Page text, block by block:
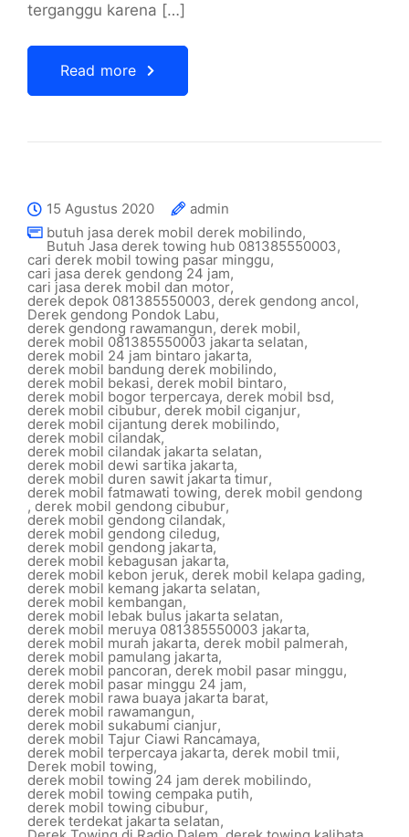
terganggu karena […]
Read more
15 Agustus 2020
admin
butuh jasa derek mobil derek mobilindo,
Butuh Jasa derek towing hub 081385550003,
cari derek mobil towing pasar minggu,
cari jasa derek gendong 24 jam,
cari jasa derek mobil dan motor,
derek depok 081385550003, derek gendong ancol,
Derek gendong Pondok Labu,
derek gendong rawamangun,derek mobil,
derek mobil 081385550003 jakarta selatan,
derek mobil 24 jam bintaro jakarta,
derek mobil bandung derek mobilindo,
derek mobil bekasi, derek mobil bintaro,
derek mobil bogor terpercaya, derek mobil bsd,
derek mobil cibubur, derek mobil ciganjur,
derek mobil cijantung derek mobilindo,
derek mobil cilandak,
derek mobil cilandak jakarta selatan,
derek mobil dewi sartika jakarta,
derek mobil duren sawit jakarta timur,
derek mobil fatmawati towing, derek mobil gendong
, derek mobil gendong cibubur,
derek mobil gendong cilandak,
derek mobil gendong ciledug,
derek mobil gendong jakarta,
derek mobil kebagusan jakarta,
derek mobil kebon jeruk, derek mobil kelapa gading,
derek mobil kemang jakarta selatan,
derek mobil kembangan,
derek mobil lebak bulus jakarta selatan,
derek mobil meruya 081385550003 jakarta,
derek mobil murah jakarta, derek mobil palmerah,
derek mobil pamulang jakarta,
derek mobil pancoran,derek mobil pasar minggu,
derek mobil pasar minggu 24 jam,
derek mobil rawa buaya jakarta barat,
derek mobil rawamangun,
derek mobil sukabumi cianjur,
derek mobil Tajur Ciawi Rancamaya,
derek mobil terpercaya jakarta, derek mobil tmii,
Derek mobil towing,
derek mobil towing 24 jam derek mobilindo,
derek mobil towing cempaka putih,
derek mobil towing cibubur,
derek terdekat jakarta selatan,